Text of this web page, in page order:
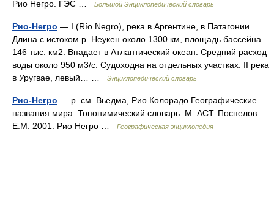
Рио Негро. ГЭС … Большой Энциклопедический словарь
Рио-Негро — I (Río Negro), река в Аргентине, в Патагонии.
Длина с истоком р. Неукен около 1300 км, площадь бассейна
146 тыс. км2. Впадает в Атлантический океан. Средний расход
воды около 950 м3/с. Судоходна на отдельных участках. II река
в Уругвае, левый… …
Энциклопедический словарь
Рио-Негро — р. см. Вьедма, Рио Колорадо Географические
названия мира: Топонимический словарь. М: АСТ. Поспелов
Е.М. 2001. Рио Негро …
Географическая энциклопедия